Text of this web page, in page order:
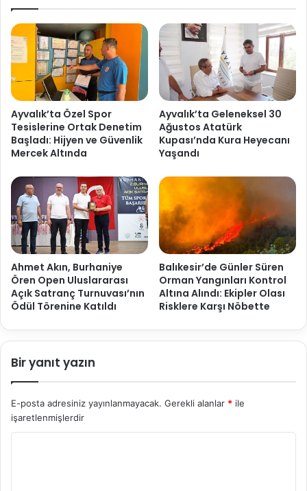
Ayvalık’ta Özel Spor
Tesislerine Ortak Denetim
Başladı: Hijyen ve Güvenlik
Mercek Altında
Ayvalık’ta Geleneksel 30
Ağustos Atatürk
Kupası’nda Kura Heyecanı
Yaşandı
Ahmet Akın, Burhaniye
Ören Open Uluslararası
Açık Satranç Turnuvası’nın
Ödül Törenine Katıldı
Balıkesir’de Günler Süren
Orman Yangınları Kontrol
Altına Alındı: Ekipler Olası
Risklere Karşı Nöbette
Bir yanıt yazın
E-posta adresiniz yayınlanmayacak. Gerekli alanlar * ile
işaretlenmişlerdir